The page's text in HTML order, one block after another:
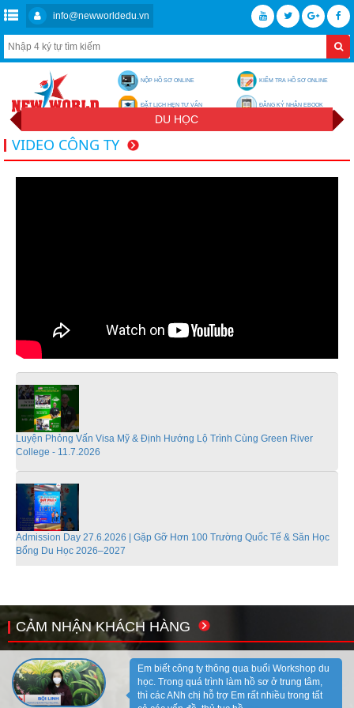
info@newworldedu.vn
NỘP HỒ SƠ ONLINE KIỂM TRA HỒ SƠ ONLINE
ĐẶT LỊCH HẸN TƯ VẤN ĐĂNG KÝ NHẬN EBOOK
DU HỌC
VIDEO CÔNG TY
Luyện Phỏng Vấn Visa Mỹ & Định Hướng Lộ Trình Cùng Green River
College - 11.7.2026
Admission Day 27.6.2026 | Gặp Gỡ Hơn 100 Trường Quốc Tế & Săn Học
Bổng Du Học 2026–2027
Coffee Talk Du học, định cư Canada cùng Saskatchewan Polytechnic -
6/6/2026
CẢM NHẬN KHÁCH HÀNG
Em biết công ty thông qua buổi Workshop du
học. Trong quá trình làm hồ sơ ở trung tâm,
thì các ANh chị hỗ trợ Em rất nhiều trong tất